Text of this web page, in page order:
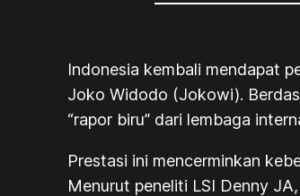
Indonesia kembali mendapat
Joko Widodo (Jokowi).
“rapor biru” dari lembaga
Prestasi ini mencerminkan
Menurut peneliti LSI Denny